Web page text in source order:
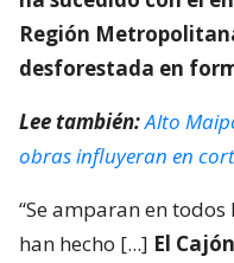
Región
desforestada en
Lee también:Alto
obras influyeran en
“Se amparan en
han hecho [...] El